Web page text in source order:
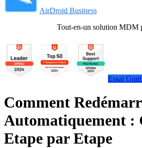
AirDroid Business
Tout-en-un solution MDM
Essai
Comment
Automatiquement :
Etape par Etape